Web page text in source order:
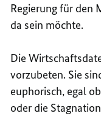
Regierung für den
da sein möchte.
Die
vorzubeten. Sie
euphorisch, egal
oder die